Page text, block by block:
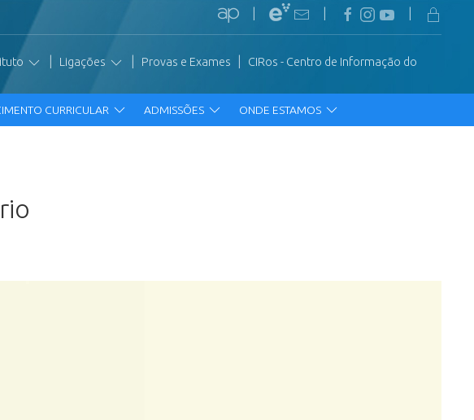
Ligações Provas e Exames
CIRos - Centro de Informação do
CURRICULAR ADMISSÕES ONDE ESTAMOS